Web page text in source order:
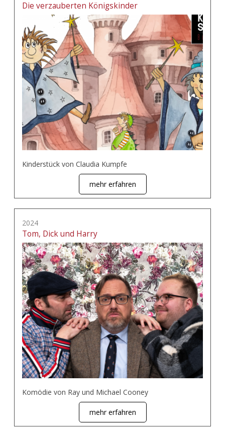
Die verzauberten Königskinder
Kinderstück von Claudia Kumpfe
mehr erfahren
2024
Tom, Dick und Harry
Komödie von Ray und Michael Cooney
mehr erfahren